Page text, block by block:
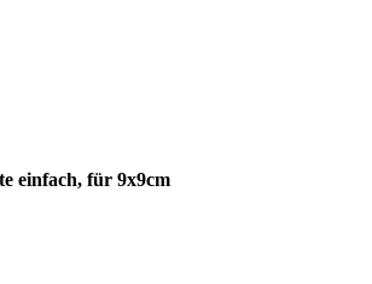
einfach, für 9x9cm